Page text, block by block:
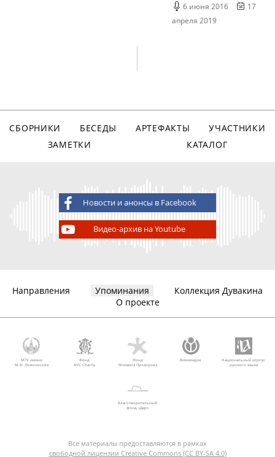
6 июня 2016
17
апреля 2019
СБОРНИКИ БЕСЕДЫ АРТЕФАКТЫ
УЧАСТНИКИ
ЗАМЕТКИ
КАТАЛОГ
Новости и анонсы в Facebook
Видео-архив на Youtube
Направления Упоминания
Коллекция Дувакина
О проекте
МГУ имени
М.В. Ломоносова
Фонд
AVC Charity
Фонд
Михаила Прохорова
Викимедиа
Национальный корпус
русского языка
Благотворительный
фонд «Дар»
Все материалы предоставляются в рамках
свободной лицензии Creative Commons (CC BY-SA 4.0)